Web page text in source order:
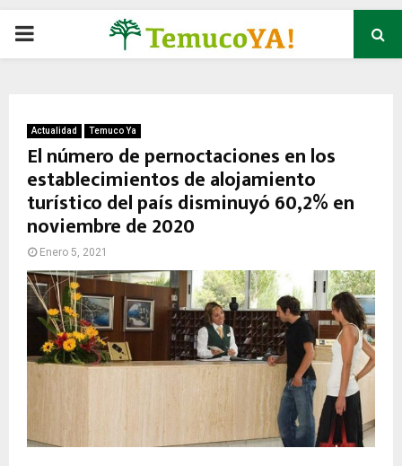
P
M
A
R
Actualidad Temuco Ya
El número de pernoctaciones en los
establecimientos de alojamiento
turístico del país disminuyó 60,2% en
noviembre de 2020
Enero 5, 2021